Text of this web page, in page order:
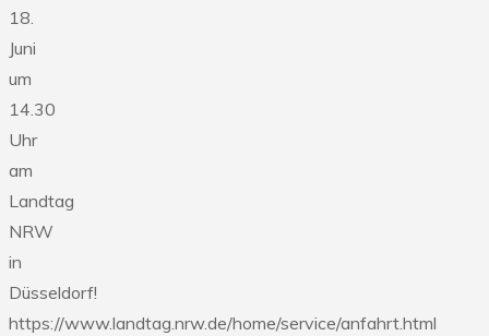
18.
Juni
um
14.30
Uhr
am
Landtag
NRW
in
Düsseldorf!
https://www.landtag.nrw.de/home/service/anfahrt.html